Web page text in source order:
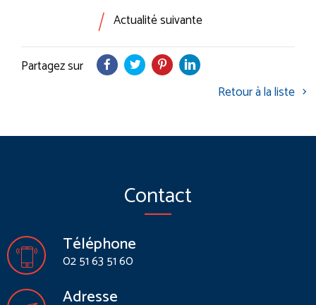
| Actualité suivante
Partagez sur
Retour à la liste
Contact
Téléphone
02 51 63 51 60
Adresse